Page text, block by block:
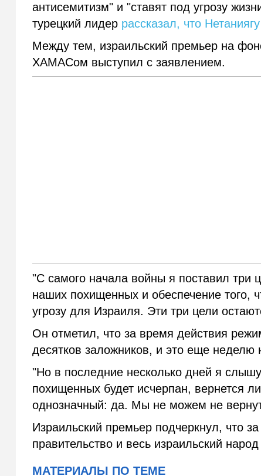
антисемитизм" и "ставят под угрозу
турецкий лидер рассказал, что
Между тем, израильский премьер на
ХАМАСом выступил с заявлением.
"С самого начала войны я поставил
наших похищенных и обеспечение того,
угрозу для Израиля. Эти три цели
Он отметил, что за время действия
десятков заложников, и это еще неделю
"Но в последние несколько дней я
похищенных будет исчерпан, вернется
однозначный: да. Мы не можем не
Израильский премьер подчеркнул, что
правительство и весь израильский
МАТЕРИАЛЫ ПО ТЕМЕ